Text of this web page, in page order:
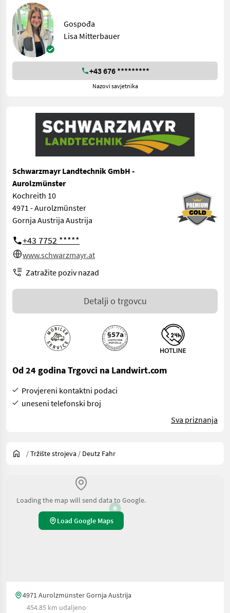
Gospođa
Lisa Mitterbauer
+43 676 *********
Nazovi savjetnika
Schwarzmayr Landtechnik GmbH -
Aurolzmünster
Kochreith 10
4971 - Aurolzmünster
Gornja Austrija Austrija
+43 7752 *****
www.schwarzmayr.at
Zatražite poziv nazad
Detalji o trgovcu
Od 24 godina Trgovci na Landwirt.com
Provjereni kontaktni podaci
uneseni telefonski broj
Sva priznanja
/Tržište strojeva / Deutz Fahr
Loading the map will send data to Google.
Load Google Maps
4971 Aurolzmünster Gornja Austrija
454.85 km udaljeno